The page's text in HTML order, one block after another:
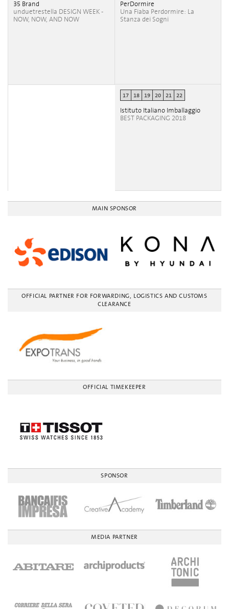
35 Brand
unduetrestella DESIGN WEEK -
NOW, NOW, AND NOW
PerDormire
Una Fiaba Perdormire: La
Stanza dei Sogni
17 18 19 20 21 22
Istituto Italiano Imballaggio
BEST PACKAGING 2018
MAIN SPONSOR
OFFICIAL PARTNER FOR FORWARDING, LOGISTICS AND CUSTOMS
CLEARANCE
OFFICIAL TIMEKEEPER
SPONSOR
MEDIA PARTNER